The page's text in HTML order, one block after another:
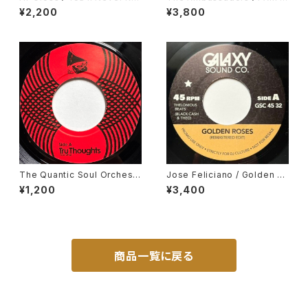
ow
¥2,200
Got The Love, Nancy Hollo
way / Hurts So Bad
¥3,800
The Quantic Soul Orchestr
a / Something That's Real
¥1,200
Jose Feliciano / Golden La
dy, Gene Harris / Losalamit
oslatinfunklovesong
¥3,400
商品一覧に戻る